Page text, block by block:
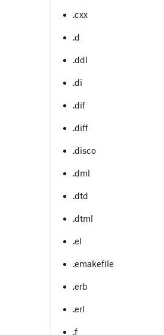
.cxx
.d
.ddl
.di
.dif
.diff
.disco
.dml
.dtd
.dtml
.el
.emakefile
.erb
.erl
.f